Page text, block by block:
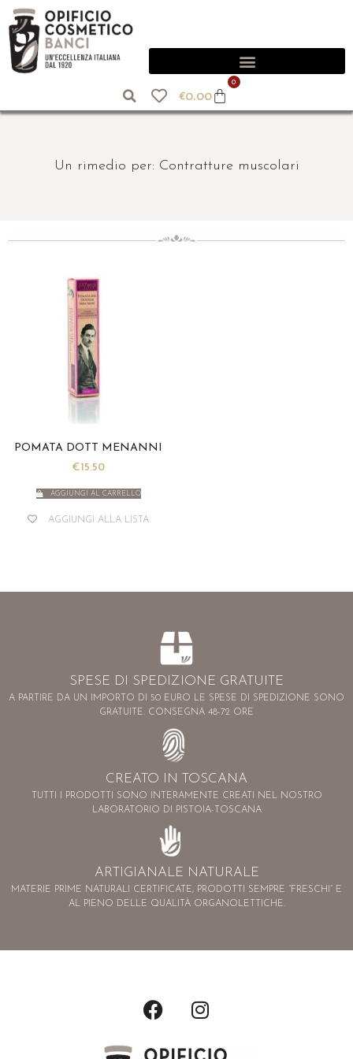
€0.00
0
Un rimedio per: Contratture muscolari
POMATA DOTT MENANNI
€15.50
AGGIUNGI AL CARRELLO
AGGIUNGI ALLA LISTA
SPESE DI SPEDIZIONE GRATUITE
A PARTIRE DA UN IMPORTO DI 50 EURO LE SPESE DI SPEDIZIONE SONO
GRATUITE. CONSEGNA 48-72 ORE
CREATO IN TOSCANA
TUTTI I PRODOTTI SONO INTERAMENTE CREATI NEL NOSTRO
LABORATORIO DI PISTOIA-TOSCANA
ARTIGIANALE NATURALE
MATERIE PRIME NATURALI CERTIFICATE, PRODOTTI SEMPRE “FRESCHI” E
AL PIENO DELLE QUALITÀ ORGANOLETTICHE.